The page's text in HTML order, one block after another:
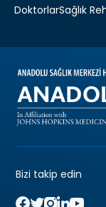
DoktorlarSağlık
Bizi takip edin